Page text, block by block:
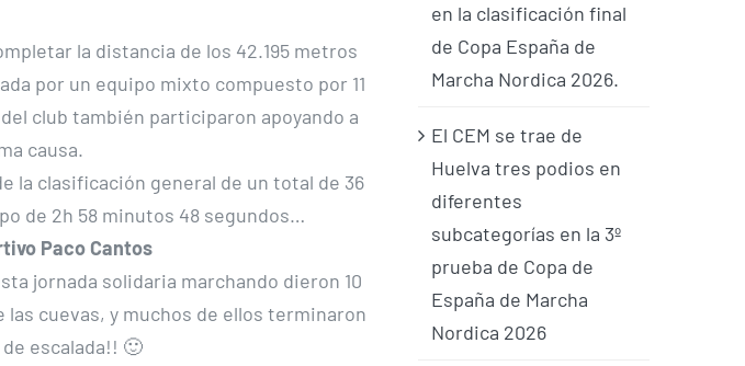
la distancia de los 42.195 metros
por un equipo mixto compuesto por 11
club también participaron apoyando a
causa.
la clasificación general de un total de 36
de 2h 58 minutos 48 segundos…
Paco Cantos
jornada solidaria marchando dieron 10
cuevas, y muchos de ellos terminaron
escalada!! 🙂
en la clasificación final
de Copa España de
Marcha Nordica 2026.
El CEM se trae de
Huelva tres podios en
diferentes
subcategorías en la 3º
prueba de Copa de
España de Marcha
Nordica 2026